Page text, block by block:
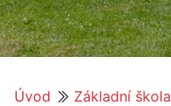
Úvod Základní škola